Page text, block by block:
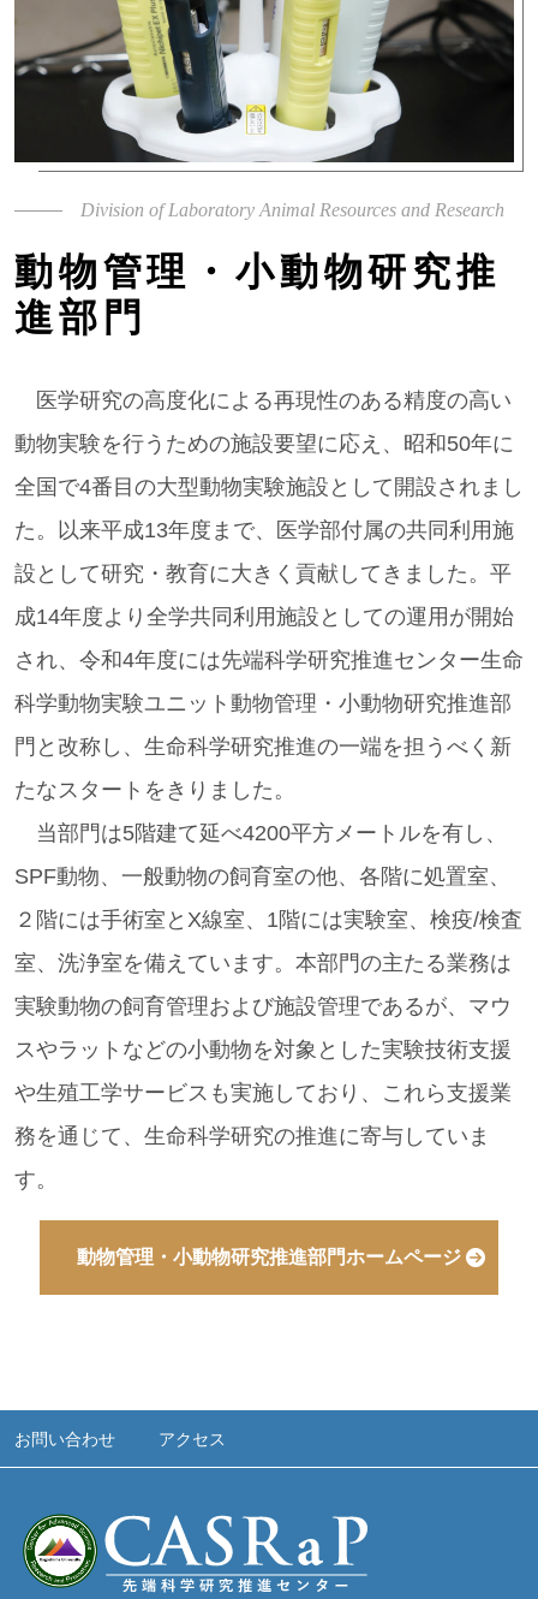
Division of Laboratory Animal Resources and Research
動物管理・小動物研究推
進部門
医学研究の高度化による再現性のある精度の高い
動物実験を行うための施設要望に応え、昭和50年に
全国で4番目の大型動物実験施設として開設されまし
た。以来平成13年度まで、医学部付属の共同利用施
設として研究・教育に大きく貢献してきました。平
成14年度より全学共同利用施設としての運用が開始
され、令和4年度には先端科学研究推進センター生命
科学動物実験ユニット動物管理・小動物研究推進部
門と改称し、生命科学研究推進の一端を担うべく新
たなスタートをきりました。
当部門は5階建て延べ4200平方メートルを有し、
SPF動物、一般動物の飼育室の他、各階に処置室、
２階には手術室とX線室、1階には実験室、検疫/検査
室、洗浄室を備えています。本部門の主たる業務は
実験動物の飼育管理および施設管理であるが、マウ
スやラットなどの小動物を対象とした実験技術支援
や生殖工学サービスも実施しており、これら支援業
務を通じて、生命科学研究の推進に寄与していま
す。
動物管理・小動物研究推進部門ホームページ
お問い合わせ アクセス